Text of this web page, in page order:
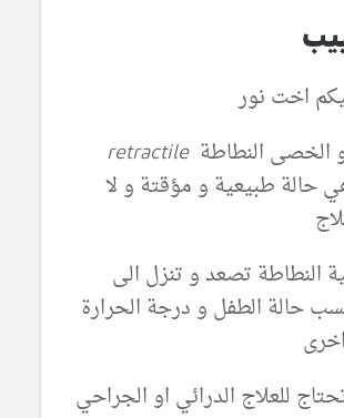
اخت نور
الخصى النطاطةretractile
حالة طبيعية و مؤقتة و لا
النطاطة تصعد و تنزل الى
حالة الطفل و درجة الحرارة
للعلاج الدرائي او الجراحي